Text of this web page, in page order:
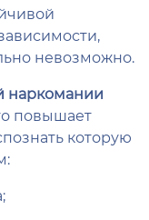
невозможно.
наркомании
повышает
которую